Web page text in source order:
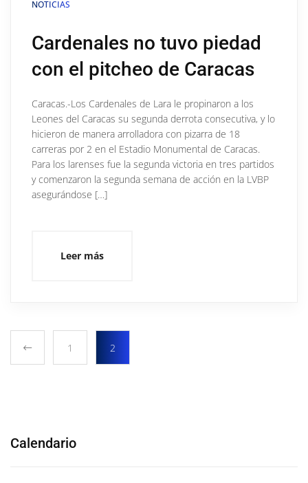
NOTICIAS
Cardenales no tuvo piedad
con el pitcheo de Caracas
Caracas.-Los Cardenales de Lara le propinaron a los
Leones del Caracas su segunda derrota consecutiva, y lo
hicieron de manera arrolladora con pizarra de 18
carreras por 2 en el Estadio Monumental de Caracas.
Para los larenses fue la segunda victoria en tres partidos
y comenzaron la segunda semana de acción en la LVBP
asegurándose […]
Leer más
1 2
Calendario